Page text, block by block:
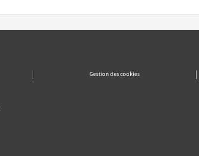
Gestion des cookies